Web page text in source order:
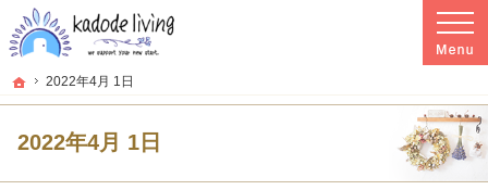
ホーム
2022年4月 1日
2022年4月 1日
プロの目線からご提案。群馬県高崎市の注文住宅・新築戸建てを手がける工務店
群馬県高崎市の新築・注文住宅・新築戸建てを手がける工務店ならkadode living